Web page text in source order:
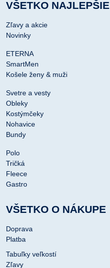
VŠETKO NAJLEPŠIE
Zľavy a akcie
Novinky
ETERNA
SmartMen
Košele ženy & muži
Svetre a vesty
Obleky
Kostýmčeky
Nohavice
Bundy
Polo
Tričká
Fleece
Gastro
VŠETKO O NÁKUPE
Doprava
Platba
Tabuľky veľkostí
Zľavy